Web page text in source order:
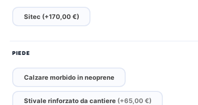
Sitec (+170,00 €)
PIEDE
Calzare morbido in neoprene
Stivale rinforzato da cantiere (+65,00 €)